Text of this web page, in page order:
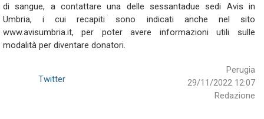
di sangue, a contattare una delle sessantadue sedi Avis in
Umbria, i cui recapiti sono indicati anche nel sito
www.avisumbria.it, per poter avere informazioni utili sulle
modalità per diventare donatori.
Perugia
29/11/2022 12:07
Redazione
Twitter